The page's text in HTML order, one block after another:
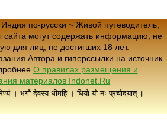
по-русски ~ Живой путеводитель,
могут содержать информацию, не
для лиц, не достигших 18 лет.
Автора и гиперссылки на источник
О правилах размещения и
материалов Indonet.Ru
। भर्गो देवस्य धीमहि । धियो यो नः प्रचोदयात् ॥